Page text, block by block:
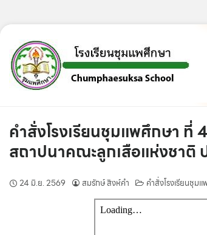
content
คำสั่งโรงเรียนชุมแพศึกษา
สถาปนาคณะลูกเสือแห่งชาติ
24 มิ.ย. 2569 สมรักษ์ สิงห์คำ คำสั่งโรงเรียนชุม